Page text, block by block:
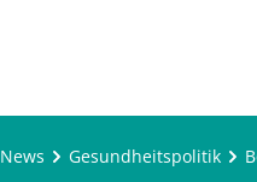
News Gesundheitspolitik